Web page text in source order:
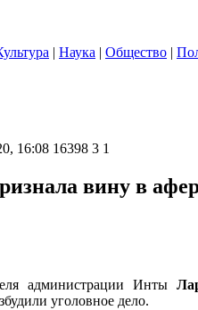
| Наука | Общество |
16:08 16398 3 1
вину в
администрации Инты
уголовное дело.